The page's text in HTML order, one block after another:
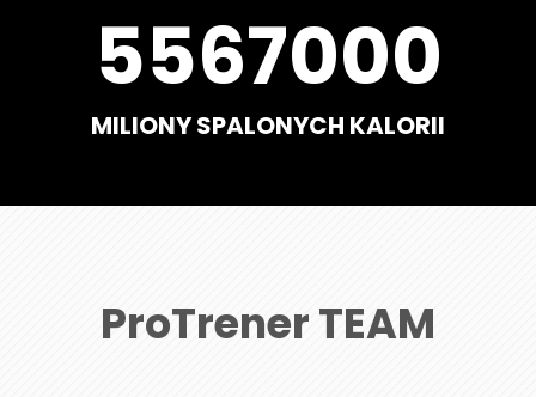
5567000
MILIONY SPALONYCH KALORII
ProTrener TEAM